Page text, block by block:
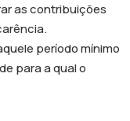
as contribuições
período mínimo
para a qual o